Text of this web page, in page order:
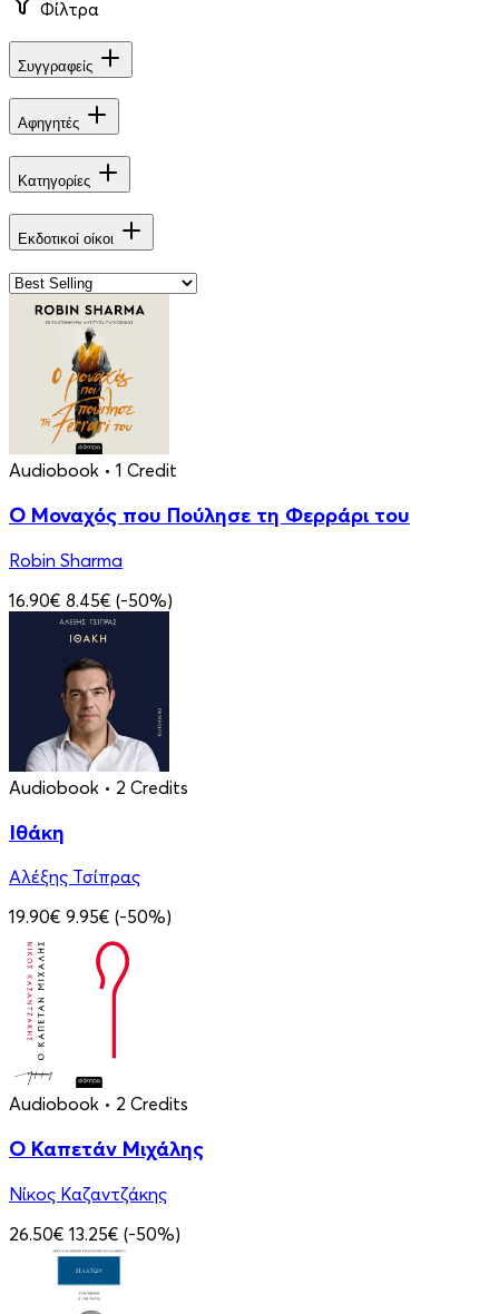
Φίλτρα
Συγγραφείς
Αφηγητές
Κατηγορίες
Εκδοτικοί οίκοι
Audiobook • 1 Credit
Ο Μοναχός που Πούλησε τη Φερράρι του
Robin Sharma
16.90€ 8.45€ (-50%)
Audiobook • 2 Credits
Ιθάκη
Αλέξης Τσίπρας
19.90€ 9.95€ (-50%)
Audiobook • 2 Credits
Ο Καπετάν Μιχάλης
Νίκος Καζαντζάκης
26.50€ 13.25€ (-50%)